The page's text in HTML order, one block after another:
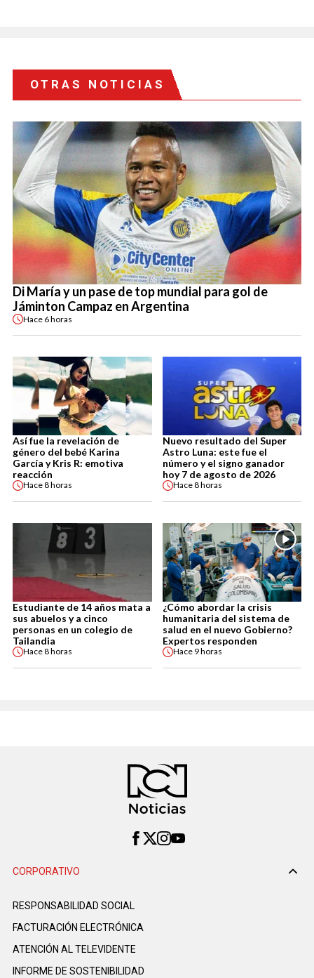
OTRAS NOTICIAS
Di María y un pase de top mundial para gol de
Jáminton Campaz en Argentina
Hace 6 horas
Así fue la revelación de
género del bebé Karina
García y Kris R: emotiva
reacción
Hace8 horas
Nuevo resultado del Super
Astro Luna: este fue el
número y el signo ganador
hoy 7 de agosto de 2026
Hace8 horas
Estudiante de 14 años mata a
sus abuelos y a cinco
personas en un colegio de
Tailandia
Hace8 horas
¿Cómo abordar la crisis
humanitaria del sistema de
salud en el nuevo Gobierno?
Expertos responden
Hace 9 horas
CORPORATIVO
RESPONSABILIDAD SOCIAL
FACTURACIÓN ELECTRÓNICA
ATENCIÓN AL TELEVIDENTE
INFORME DE SOSTENIBILIDAD